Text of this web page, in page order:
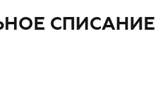
СПИСАНИЕ